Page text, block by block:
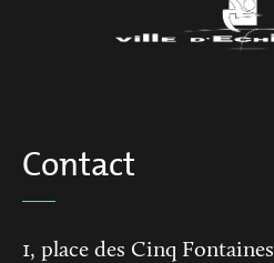
Contact
1, place des Cinq Fontaines